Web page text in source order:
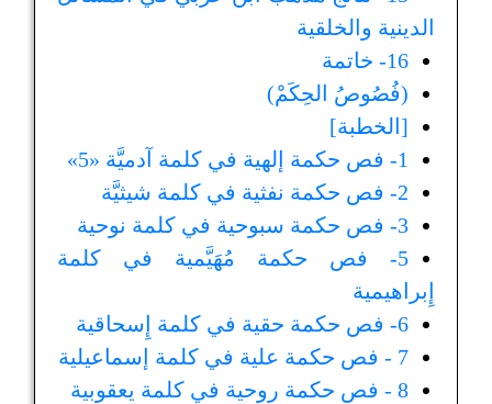
الدينية والخلقية
16- خاتمة
(فُصُوصُ الحِكَمْ)
[الخطبة]
1- فص حكمة إلهية في كلمة آدميَّة «5»
2- فص حكمة نفثية في كلمة شيثيَّة
3- فص حكمة سبوحية في كلمة نوحية
5- فص حكمة مُهَيَّمية في كلمة
إِبراهيمية
6- فص حكمة حقية في كلمة إِسحاقية
7 - فص حكمة علية في كلمة إسماعيلية
8 - فص حكمة روحية في كلمة يعقوبية